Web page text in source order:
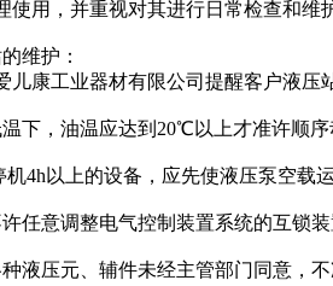
使用，并重视对其进行日常检查和维
维护：
康工业器材有限公司提醒客户液压
下，油温应达到20℃以上才准许顺序
4h以上的设备，应先使液压泵空载
任意调整电气控制装置系统的互锁
液压元、辅件未经主管部门同意，